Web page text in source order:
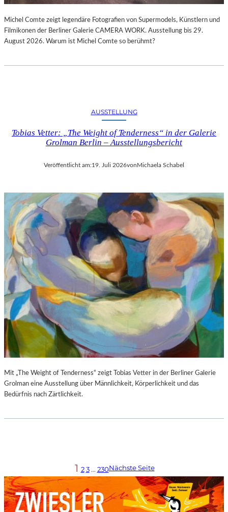
Michel Comte zeigt legendäre Fotografien von Supermodels, Künstlern und
Filmikonen der Berliner Galerie CAMERA WORK. Ausstellung bis 29.
August 2026. Warum ist Michel Comte so berühmt?
AUSSTELLUNG
Tobias Vetter: „The Weight of Tenderness“ in der Galerie
Grolman Berlin – Ausstellungsbericht
Veröffentlicht am:19. Juli 2026vonMichaela Schabel
Mit „The Weight of Tenderness“ zeigt Tobias Vetter in der Berliner Galerie
Grolman eine Ausstellung über Männlichkeit, Körperlichkeit und das
Bedürfnis nach Zärtlichkeit.
1 2 3 … 230Nächste Seite